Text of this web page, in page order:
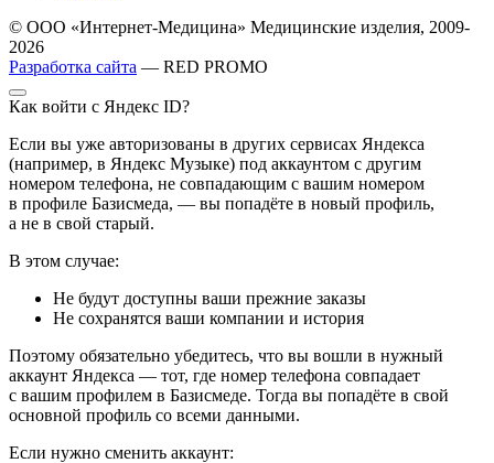
© ООО «Интернет-Медицина» Медицинские изделия, 2009-
2026
Разработка сайта — RED PROMO
Как войти с Яндекс ID?
Если вы уже авторизованы в других сервисах Яндекса
(например, в Яндекс Музыке) под аккаунтом с другим
номером телефона, не совпадающим с вашим номером
в профиле Базисмеда, — вы попадёте в новый профиль,
а не в свой старый.
В этом случае:
Не будут доступны ваши прежние заказы
Не сохранятся ваши компании и история
Поэтому обязательно убедитесь, что вы вошли в нужный
аккаунт Яндекса — тот, где номер телефона совпадает
с вашим профилем в Базисмеде. Тогда вы попадёте в свой
основной профиль со всеми данными.
Если нужно сменить аккаунт: